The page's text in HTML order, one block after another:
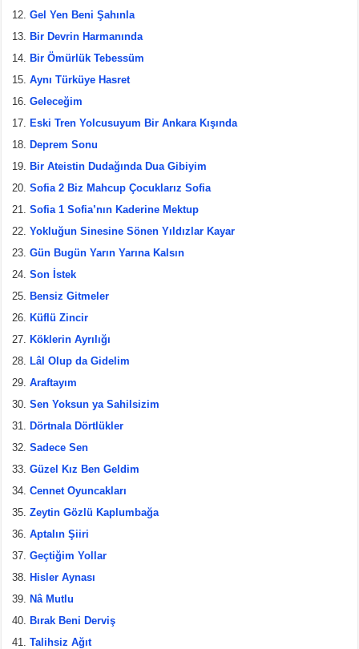
Gel Yen Beni Şahınla
Bir Devrin Harmanında
Bir Ömürlük Tebessüm
Aynı Türküye Hasret
Geleceğim
Eski Tren Yolcusuyum Bir Ankara Kışında
Deprem Sonu
Bir Ateistin Dudağında Dua Gibiyim
Sofia 2 Biz Mahcup Çocuklarız Sofia
Sofia 1 Sofia’nın Kaderine Mektup
Yokluğun Sinesine Sönen Yıldızlar Kayar
Gün Bugün Yarın Yarına Kalsın
Son İstek
Bensiz Gitmeler
Küflü Zincir
Köklerin Ayrılığı
Lâl Olup da Gidelim
Araftayım
Sen Yoksun ya Sahilsizim
Dörtnala Dörtlükler
Sadece Sen
Güzel Kız Ben Geldim
Cennet Oyuncakları
Zeytin Gözlü Kaplumbağa
Aptalın Şiiri
Geçtiğim Yollar
Hisler Aynası
Nâ Mutlu
Bırak Beni Derviş
Talihsiz Ağıt